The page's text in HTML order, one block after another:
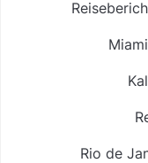
Rio de